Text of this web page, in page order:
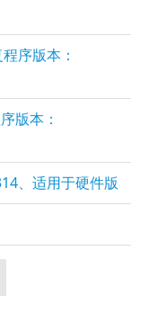
序版本：
版本：
、适用于硬件版